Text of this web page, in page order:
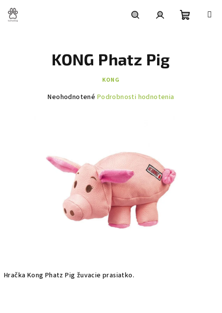
obsah
Hračka Kong Phatz Pig žuvacie prasiatko.
KONG Phatz Pig
KONG
Priemerné
5
hviezdičiek.
Neohodnotené Podrobnosti hodnotenia